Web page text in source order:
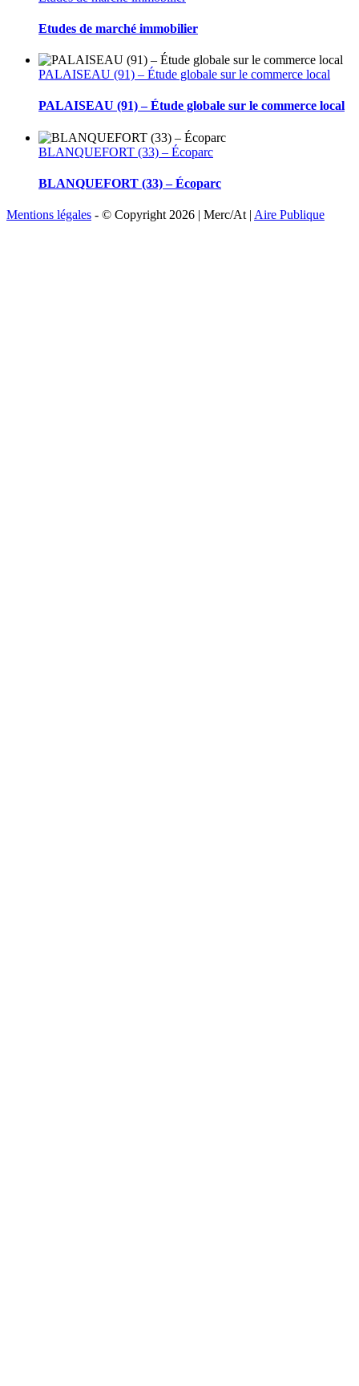
Etudes de marché immobilier
PALAISEAU (91) – Étude globale sur le commerce local
PALAISEAU (91) – Étude globale sur le commerce local
BLANQUEFORT (33) – Écoparc
BLANQUEFORT (33) – Écoparc
Mentions légales - © Copyright 2026 | Merc/At | Aire Publique